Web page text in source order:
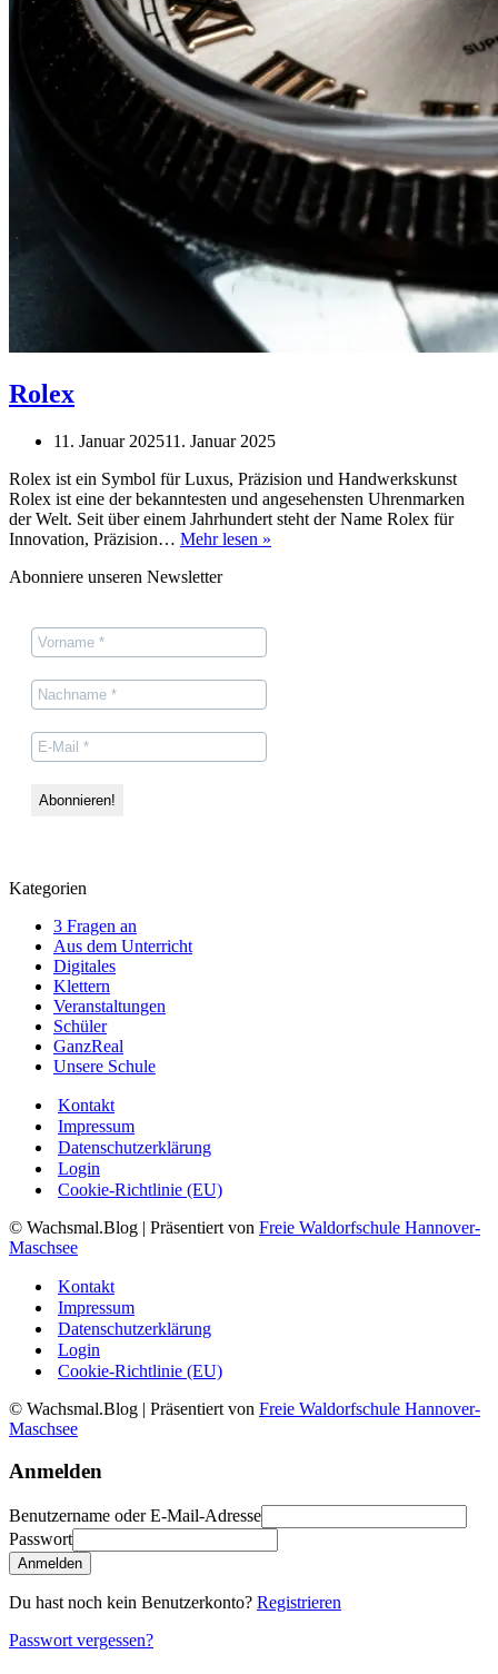
Rolex
11. Januar 202511. Januar 2025
Rolex ist ein Symbol für Luxus, Präzision und Handwerkskunst
Rolex ist eine der bekanntesten und angesehensten Uhrenmarken
der Welt. Seit über einem Jahrhundert steht der Name Rolex für
Innovation, Präzision… Mehr lesen »
Abonniere unseren Newsletter
Kategorien
3 Fragen an
Aus dem Unterricht
Digitales
Klettern
Veranstaltungen
Schüler
GanzReal
Unsere Schule
Kontakt
Impressum
Datenschutzerklärung
Login
Cookie-Richtlinie (EU)
© Wachsmal.Blog | Präsentiert von Freie Waldorfschule Hannover-
Maschsee
Kontakt
Impressum
Datenschutzerklärung
Login
Cookie-Richtlinie (EU)
© Wachsmal.Blog | Präsentiert von Freie Waldorfschule Hannover-
Maschsee
Anmelden
Benutzername oder E-Mail-Adresse
Passwort
Anmelden
Du hast noch kein Benutzerkonto? Registrieren
Passwort vergessen?